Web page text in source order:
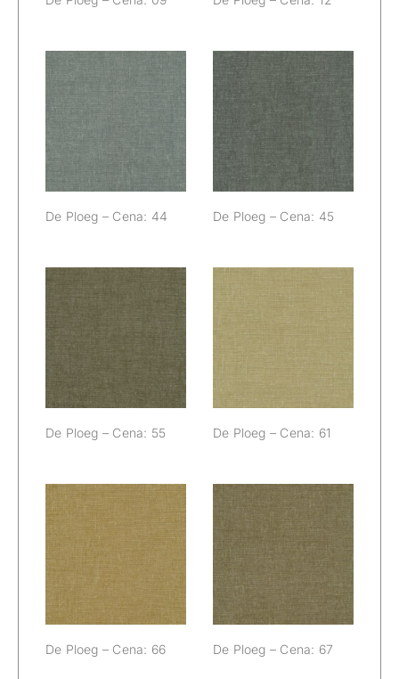
De Ploeg –
Cena: 44
De Ploeg – Cena: 44
De Ploeg –
Cena: 45
De Ploeg – Cena: 45
De Ploeg –
Cena: 55
De Ploeg – Cena: 55
De Ploeg –
Cena: 61
De Ploeg – Cena: 61
De Ploeg –
Cena: 66
De Ploeg – Cena: 66
De Ploeg –
Cena: 67
De Ploeg – Cena: 67